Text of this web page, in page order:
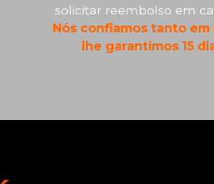
solicitar reembolso em
Nós confiamos tanto
lhe garantimos 15